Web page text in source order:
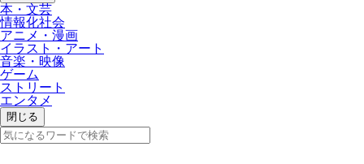
本・文芸
情報化社会
アニメ・漫画
イラスト・アート
音楽・映像
ゲーム
ストリート
エンタメ
閉じる